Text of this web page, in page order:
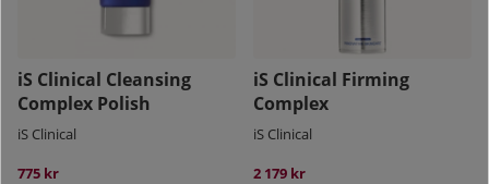
iS Clinical Cleansing
Complex Polish
iS Clinical
775 kr
iS Clinical Firming
Complex
iS Clinical
2 179 kr